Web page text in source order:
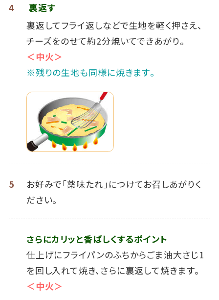
4
裏返す
裏返してフライ返しなどで生地を軽く押さえ、
チーズをのせて約2分焼いてできあがり｡
＜中火＞
※残りの生地も同様に焼きます｡
5
お好みで「薬味たれ｣につけてお召しあがりく
ださい｡
さらにカリッと香ばしくするポイント
仕上げにフライパンのふちからごま油大さじ1
を回し入れて焼き、さらに裏返して焼きます。
＜中火＞